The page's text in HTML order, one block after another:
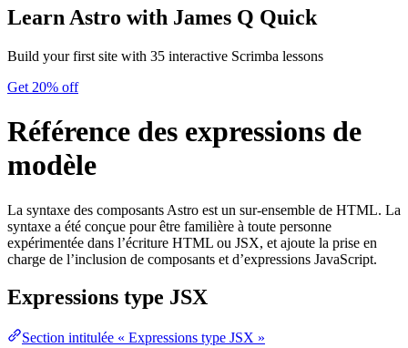
Learn Astro with James Q Quick
Build your first site with 35 interactive Scrimba lessons
Get 20% off
Référence des expressions de
modèle
La syntaxe des composants Astro est un sur-ensemble de HTML. La
syntaxe a été conçue pour être familière à toute personne
expérimentée dans l’écriture HTML ou JSX, et ajoute la prise en
charge de l’inclusion de composants et d’expressions JavaScript.
Expressions type JSX
Section intitulée « Expressions type JSX »